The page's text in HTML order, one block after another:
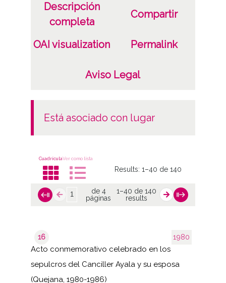
Descripción
completa
Compartir
OAI visualization Permalink
Aviso Legal
está asociado con lugar
CuadrículaVer como lista
Results:1–40 de 140
de 4
páginas
1–40 de 140
results
1980
16
Acto conmemorativo celebrado en los
sepulcros del Canciller Ayala y su esposa
(Quejana, 1980-1986)